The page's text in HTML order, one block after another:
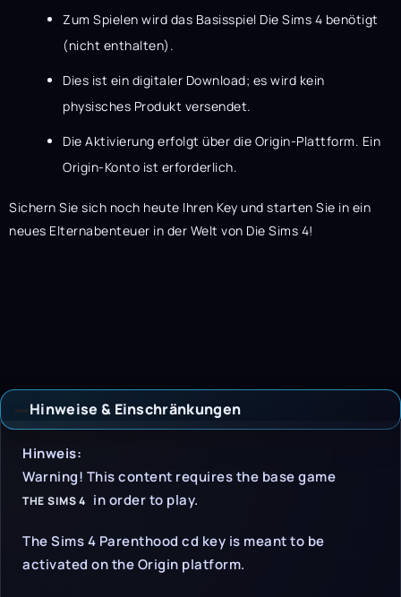
Zum Spielen wird das Basisspiel Die Sims 4 benötigt
(nicht enthalten).
Dies ist ein digitaler Download; es wird kein
physisches Produkt versendet.
Die Aktivierung erfolgt über die Origin-Plattform. Ein
Origin-Konto ist erforderlich.
Sichern Sie sich noch heute Ihren Key und starten Sie in ein
neues Elternabenteuer in der Welt von Die Sims 4!
Hinweise & Einschränkungen
Hinweise &
Hinweis:
Warning! This content requires the base game
THE SIMS 4 in order to play.
The Sims 4 Parenthood cd key is meant to be
activated on the Origin platform.